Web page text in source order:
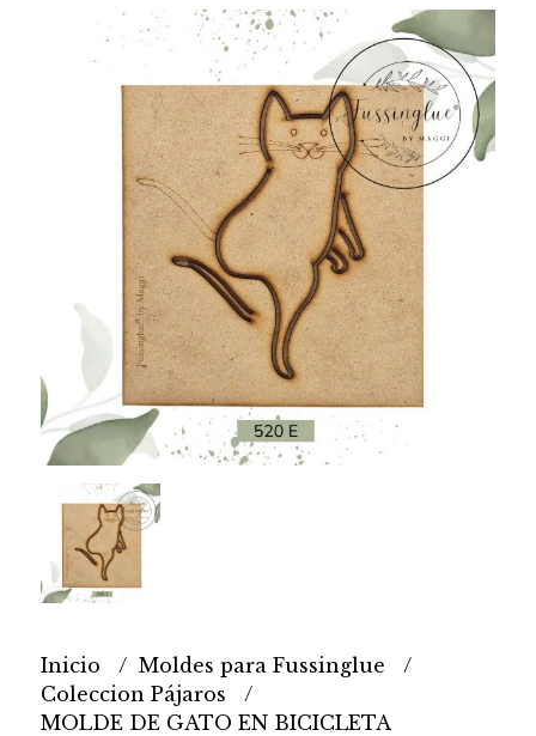
Inicio
Moldes para Fussinglue
Coleccion Pájaros
MOLDE DE GATO EN BICICLETA